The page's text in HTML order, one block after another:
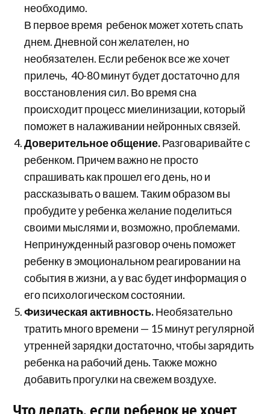
необходимо.
В первое время ребенок может хотеть спать
днем. Дневной сон желателен, но
необязателен. Если ребенок все же хочет
прилечь, 40-80 минут будет достаточно для
восстановления сил. Во время сна
происходит процесс миелинизации, который
поможет в налаживании нейронных связей.
Доверительное общение.Разговаривайте с
ребенком. Причем важно не просто
спрашивать как прошел его день, но и
рассказывать о вашем. Таким образом вы
пробудите у ребенка желание поделиться
своими мыслями и, возможно, проблемами.
Непринужденный разговор очень поможет
ребенку в эмоциональном реагировании на
события в жизни, а у вас будет информация о
его психологическом состоянии.
Физическая активность.Необязательно
тратить много времени — 15 минут регулярной
утренней зарядки достаточно, чтобы зарядить
ребенка на рабочий день. Также можно
добавить прогулки на свежем воздухе.